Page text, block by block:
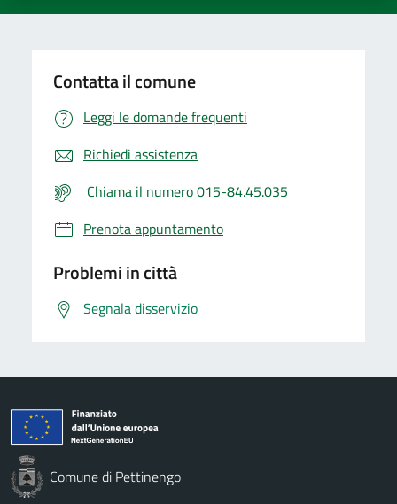
Contatta il comune
Leggi le domande frequenti
Richiedi assistenza
Chiama il numero 015-84.45.035
Prenota appuntamento
Problemi in città
Segnala disservizio
Comune di Pettinengo